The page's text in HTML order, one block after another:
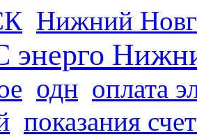
Нижний
одн оплата
показания